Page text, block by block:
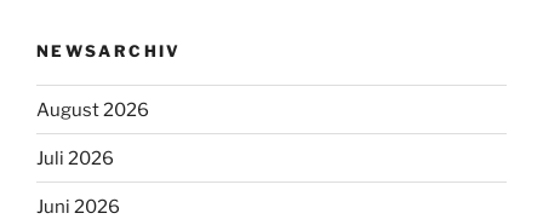
NEWSARCHIV
August 2026
Juli 2026
Juni 2026